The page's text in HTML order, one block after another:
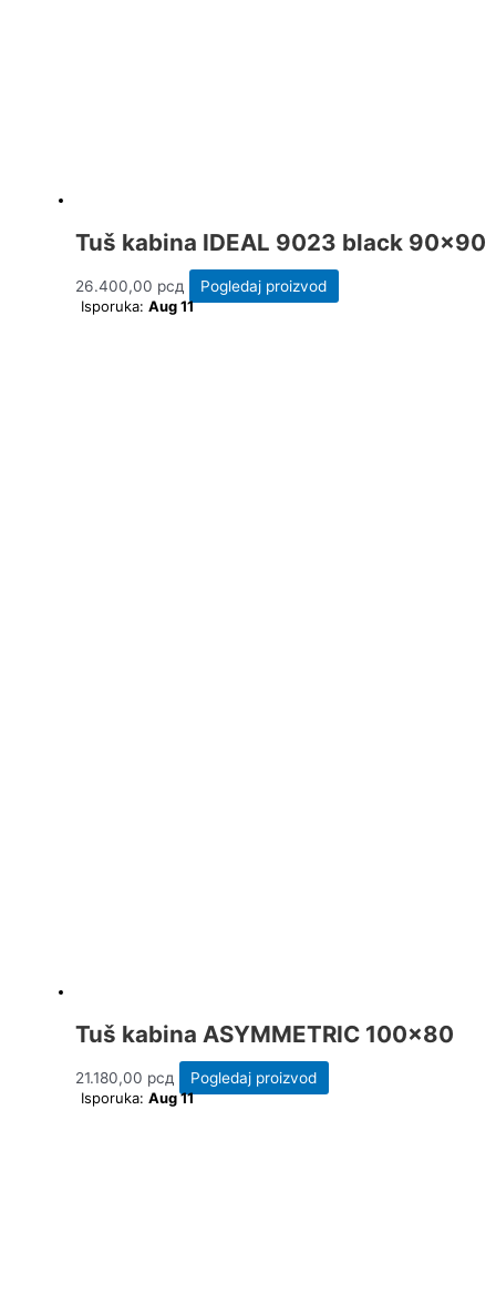
Tuš kabina IDEAL 9023 black 90×90
26.400,00 рсд
Pogledaj proizvod
Isporuka: Aug 11
Tuš kabina ASYMMETRIC 100×80
21.180,00 рсд
Pogledaj proizvod
Isporuka: Aug 11